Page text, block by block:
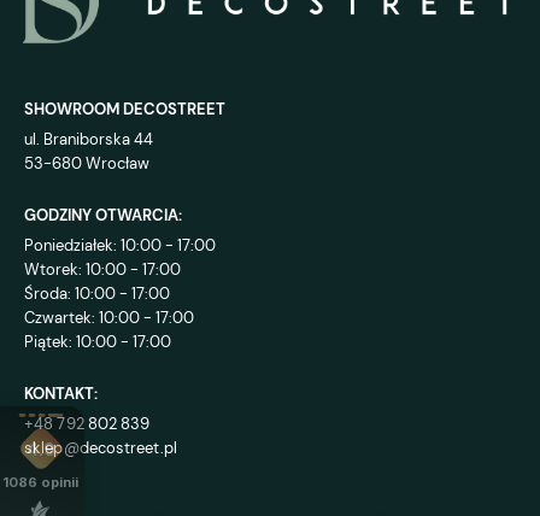
SHOWROOM DECOSTREET
ul. Braniborska 44
53-680 Wrocław
GODZINY OTWARCIA:
Poniedziałek: 10:00 - 17:00
Wtorek: 10:00 - 17:00
Środa: 10:00 - 17:00
Czwartek: 10:00 - 17:00
Piątek: 10:00 - 17:00
KONTAKT:
+48 792 802 839
sklep@decostreet.pl
4.9
1086 opinii